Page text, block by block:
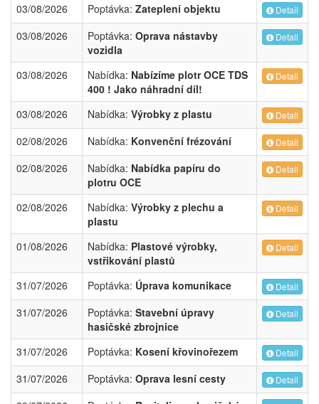
03/08/2026 Poptávka: Zateplení objektu Detail
03/08/2026 Poptávka: Oprava nástavby
vozidla
Detail
03/08/2026 Nabídka: Nabízíme plotr OCE TDS
400 ! Jako náhradní díl!
Detail
03/08/2026 Nabídka: Výrobky z plastu Detail
02/08/2026 Nabídka: Konvenční frézování Detail
02/08/2026 Nabídka: Nabídka papíru do
plotru OCE
Detail
02/08/2026 Nabídka: Výrobky z plechu a
plastu
Detail
01/08/2026 Nabídka: Plastové výrobky,
vstřikování plastů
Detail
31/07/2026 Poptávka: Úprava komunikace Detail
31/07/2026 Poptávka: Stavební úpravy
hasičské zbrojnice
Detail
31/07/2026 Poptávka: Kosení křovinořezem Detail
31/07/2026 Poptávka: Oprava lesní cesty Detail